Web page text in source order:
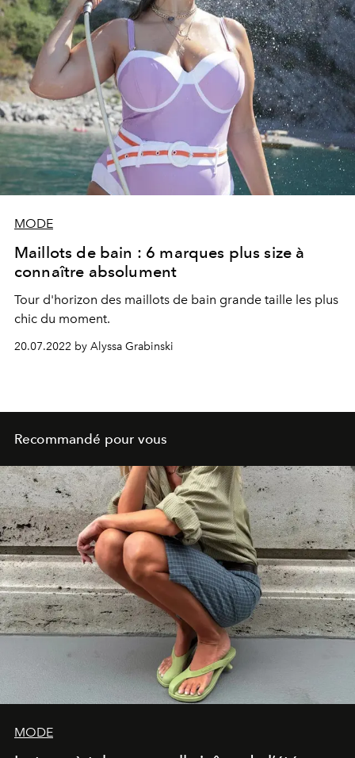
MODE
Maillots de bain : 6 marques plus size à
connaître absolument
Tour d'horizon des maillots de bain grande taille les plus
chic du moment.
20.07.2022 by Alyssa Grabinski
Recommandé pour vous
MODE